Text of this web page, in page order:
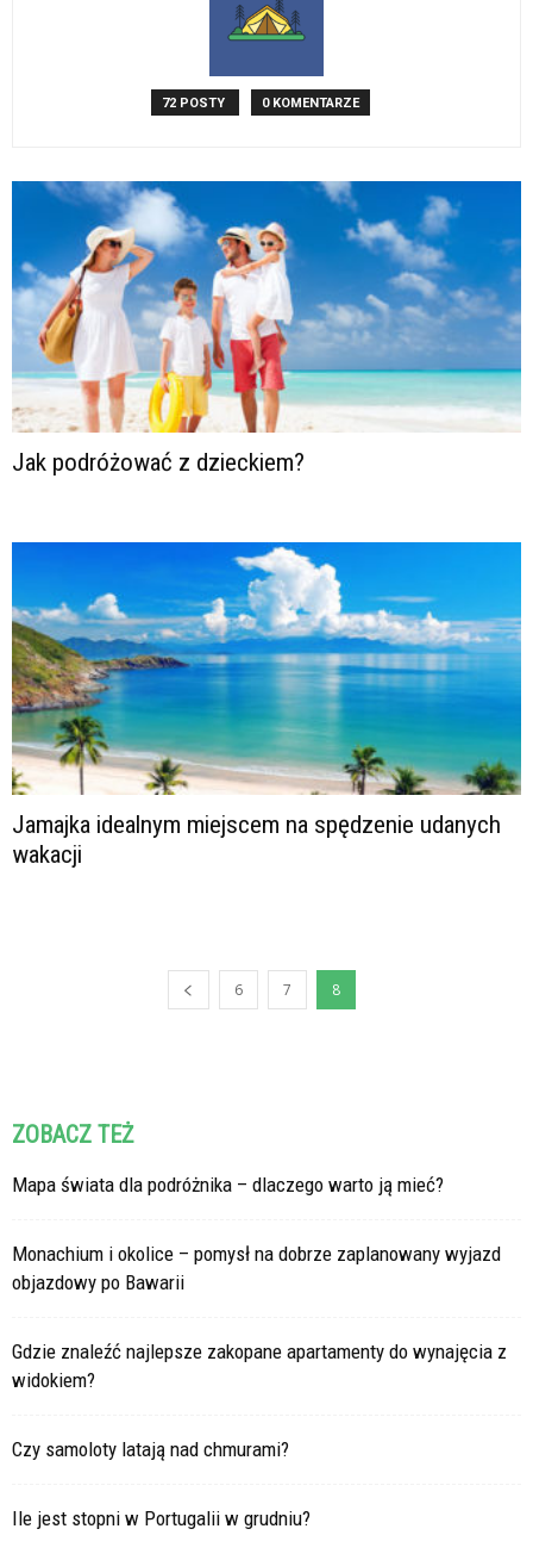
72 POSTY 0 KOMENTARZE
Jak podróżować z dzieckiem?
Jamajka idealnym miejscem na spędzenie udanych
wakacji
6 7 8
ZOBACZ TEŻ
Mapa świata dla podróżnika – dlaczego warto ją mieć?
Monachium i okolice – pomysł na dobrze zaplanowany wyjazd
objazdowy po Bawarii
Gdzie znaleźć najlepsze zakopane apartamenty do wynajęcia z
widokiem?
Czy samoloty latają nad chmurami?
Ile jest stopni w Portugalii w grudniu?